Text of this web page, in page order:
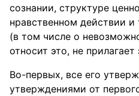
сознании, структуре
нравственном действии и
(в том числе о
относит это, не
Во-первых, все его
утверждениями от